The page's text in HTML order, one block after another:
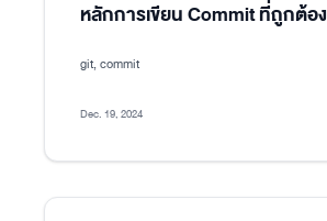
หลักการเขียน Commit ที่ถูกต้อง
git, commit
Dec. 19, 2024